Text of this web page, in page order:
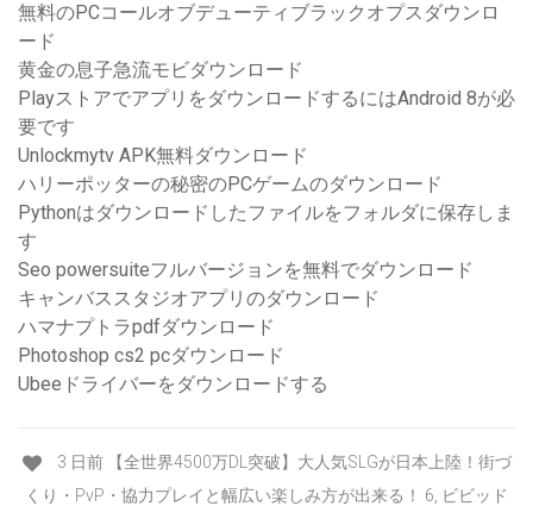
無料のPCコールオブデューティブラックオプスダウンロ
ード
黄金の息子急流モビダウンロード
PlayストアでアプリをダウンロードするにはAndroid 8が必
要です
Unlockmytv APK無料ダウンロード
ハリーポッターの秘密のPCゲームのダウンロード
Pythonはダウンロードしたファイルをフォルダに保存しま
す
Seo powersuiteフルバージョンを無料でダウンロード
キャンバススタジオアプリのダウンロード
ハマナプトラpdfダウンロード
Photoshop cs2 pcダウンロード
Ubeeドライバーをダウンロードする
3 日前 【全世界4500万DL突破】大人気SLGが日本上陸！街づ
くり・PvP・協力プレイと幅広い楽しみ方が出来る！ 6, ビビッド